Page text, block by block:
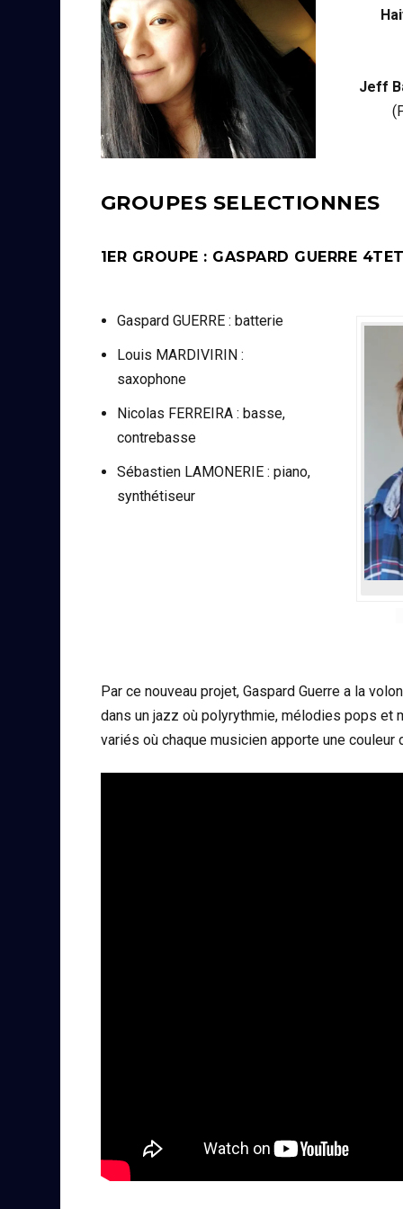
Jeff
GROUPES SELECTIONNES
1ER GROUPE : GASPARD GUERRE
Gaspard GUERRE : batterie
Louis MARDIVIRIN :
saxophone
Nicolas FERREIRA : basse,
contrebasse
Sébastien LAMONERIE : piano,
synthétiseur
Par ce nouveau projet, Gaspard Guerre a la
dans un jazz où polyrythmie, mélodies pops et
variés où chaque musicien apporte une